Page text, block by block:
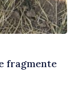
fragmente